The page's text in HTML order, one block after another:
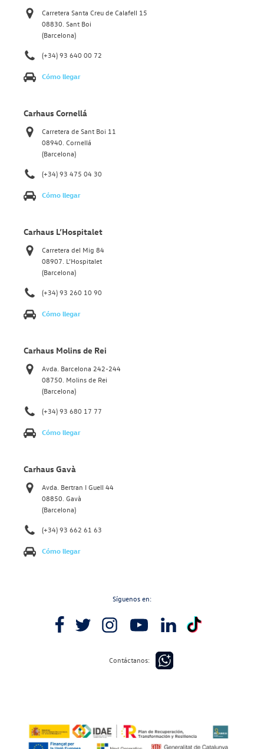
Carretera Santa Creu de Calafell 15
08830. Sant Boi
(Barcelona)
(+34) 93 640 00 72
Cómo llegar
Carhaus Cornellá
Carretera de Sant Boi 11
08940. Cornellá
(Barcelona)
(+34) 93 475 04 30
Cómo llegar
Carhaus L’Hospitalet
Carretera del Mig 84
08907. L’Hospitalet
(Barcelona)
(+34) 93 260 10 90
Cómo llegar
Carhaus Molins de Rei
Avda. Barcelona 242-244
08750. Molins de Rei
(Barcelona)
(+34) 93 680 17 77
Cómo llegar
Carhaus Gavà
Avda. Bertran I Guell 44
08850. Gavà
(Barcelona)
(+34) 93 662 61 63
Cómo llegar
Síguenos en:
Contáctanos: